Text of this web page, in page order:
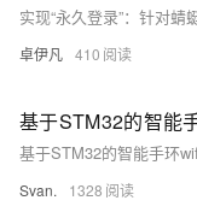
卓伊凡 410
基于STM32的智能
基于STM32的智能手环
Svan. 1328